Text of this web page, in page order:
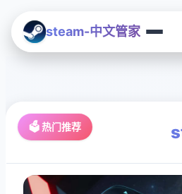
steam-中文管家
🗳️ 热门推荐